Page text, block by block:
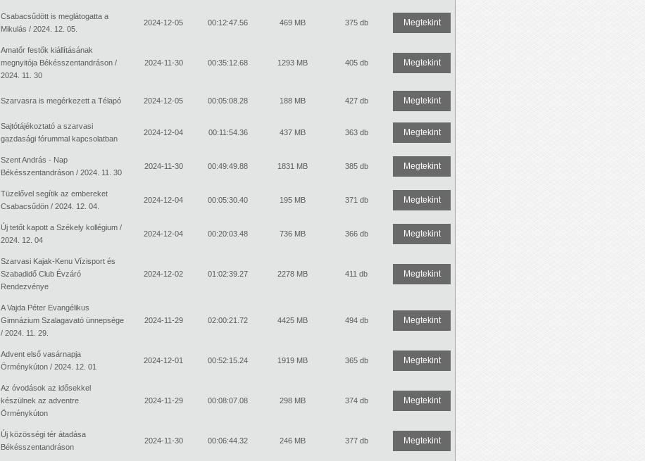
Csabacsűdött is meglátogatta a
Mikulás / 2024. 12. 05.
2024-12-05 00:12:47.56 469 MB 375 db Megtekint
Amatőr festők kiállításának
megnyitója Békésszentandráson /
2024. 11. 30
2024-11-30 00:35:12.68 1293 MB 405 db Megtekint
Szarvasra is megérkezett a Télapó 2024-12-05 00:05:08.28 188 MB 427 db Megtekint
Sajtótájékoztató a szarvasi
gazdasági fórummal kapcsolatban
2024-12-04 00:11:54.36 437 MB 363 db Megtekint
Szent András - Nap
Békésszentandráson / 2024. 11. 30
2024-11-30 00:49:49.88 1831 MB 385 db Megtekint
Tüzelővel segítik az embereket
Csabacsűdön / 2024. 12. 04.
2024-12-04 00:05:30.40 195 MB 371 db Megtekint
Új tetőt kapott a Székely kollégium /
2024. 12. 04
2024-12-04 00:20:03.48 736 MB 366 db Megtekint
Szarvasi Kajak-Kenu Vízisport és
Szabadidő Club Évzáró
Rendezvénye
2024-12-02 01:02:39.27 2278 MB 411 db Megtekint
A Vajda Péter Evangélikus
Gimnázium Szalagavató ünnepsége
/ 2024. 11. 29.
2024-11-29 02:00:21.72 4425 MB 494 db Megtekint
Advent első vasárnapja
Örménykúton / 2024. 12. 01
2024-12-01 00:52:15.24 1919 MB 365 db Megtekint
Az óvodások az idősekkel
készülnek az adventre
Örménykúton
2024-11-29 00:08:07.08 298 MB 374 db Megtekint
Új közösségi tér átadása
Békésszentandráson
2024-11-30 00:06:44.32 246 MB 377 db Megtekint